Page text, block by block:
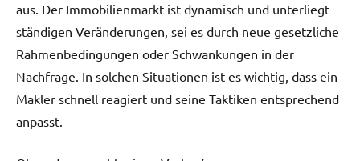
aus. Der Immobilienmarkt ist dynamisch und unterliegt
ständigen Veränderungen, sei es durch neue gesetzliche
Rahmenbedingungen oder Schwankungen in der
Nachfrage. In solchen Situationen ist es wichtig, dass ein
Makler schnell reagiert und seine Taktiken entsprechend
anpasst.